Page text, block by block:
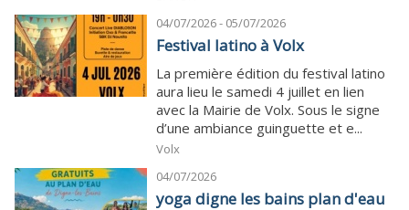
04/07/2026 - 05/07/2026
Festival latino à Volx
La première édition du festival latino
aura lieu le samedi 4 juillet en lien
avec la Mairie de Volx. Sous le signe
d’une ambiance guinguette et e...
Volx
04/07/2026
yoga digne les bains plan d'eau